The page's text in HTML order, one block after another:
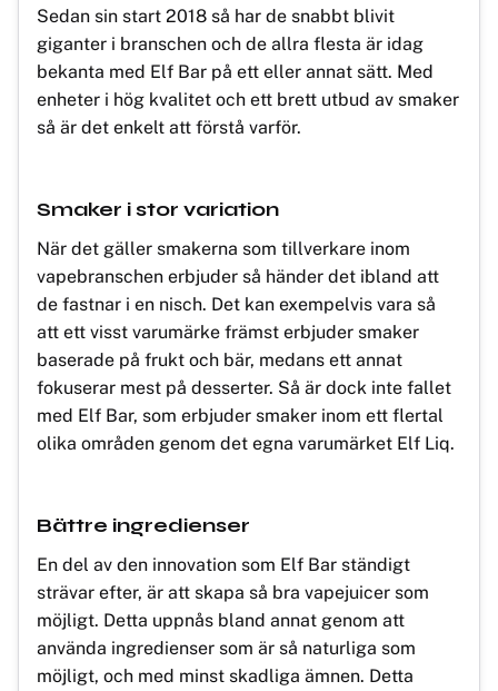
Sedan sin start 2018 så har de snabbt blivit
giganter i branschen och de allra flesta är idag
bekanta med Elf Bar på ett eller annat sätt. Med
enheter i hög kvalitet och ett brett utbud av smaker
så är det enkelt att förstå varför.
Smaker i stor variation
När det gäller smakerna som tillverkare inom
vapebranschen erbjuder så händer det ibland att
de fastnar i en nisch. Det kan exempelvis vara så
att ett visst varumärke främst erbjuder smaker
baserade på frukt och bär, medans ett annat
fokuserar mest på desserter. Så är dock inte fallet
med Elf Bar, som erbjuder smaker inom ett flertal
olika områden genom det egna varumärket Elf Liq.
Bättre ingredienser
En del av den innovation som Elf Bar ständigt
strävar efter, är att skapa så bra vapejuicer som
möjligt. Detta uppnås bland annat genom att
använda ingredienser som är så naturliga som
möjligt, och med minst skadliga ämnen. Detta